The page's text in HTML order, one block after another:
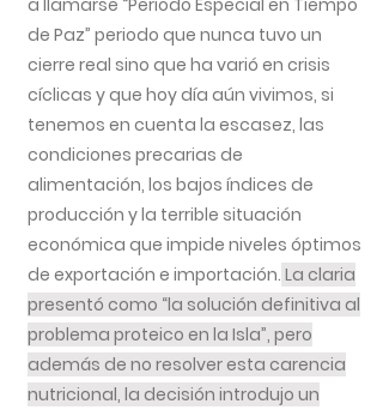
a llamarse “Periodo Especial en Tiempo
de Paz” periodo que nunca tuvo un
cierre real sino que ha varió en crisis
cíclicas y que hoy día aún vivimos, si
tenemos en cuenta la escasez, las
condiciones precarias de
alimentación, los bajos índices de
producción y la terrible situación
económica que impide niveles óptimos
de exportación e importación. La claria
presentó como “la solución definitiva al
problema proteico en la Isla”, pero
además de no resolver esta carencia
nutricional, la decisión introdujo un